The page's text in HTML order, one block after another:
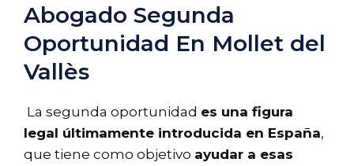
Abogado Segunda
Oportunidad En Mollet del
Vallès
La segunda oportunidad es una figura
legal últimamente introducida en España,
que tiene como objetivo ayudar a esas